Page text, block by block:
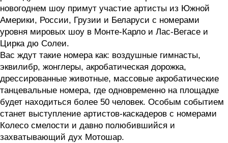
новогоднем шоу примут участие артисты из Южной
Америки, России, Грузии и Беларуси с номерами
уровня мировых шоу в Монте-Карло и Лас-Вегасе и
Цирка дю Солеи.
Вас ждут такие номера как: воздушные гимнасты,
эквилибр, жонглеры, акробатическая дорожка,
дрессированные животные, массовые акробатические
танцевальные номера, где одновременно на площадке
будет находиться более 50 человек. Особым событием
станет выступление артистов-каскадеров с номерами
Колесо смелости и давно полюбившийся и
захватывающий дух Мотошар.